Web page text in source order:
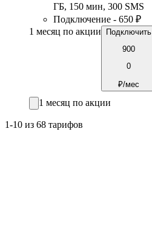
ГБ, 150 мин, 300 SMS
Подключение - 650 ₽
1 месяц по акции
Подключить
900
0
₽/мес
1 месяц по акции
1-10 из 68 тарифов